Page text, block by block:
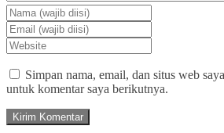
Simpan nama, email, dan situs web
untuk komentar saya berikutnya.